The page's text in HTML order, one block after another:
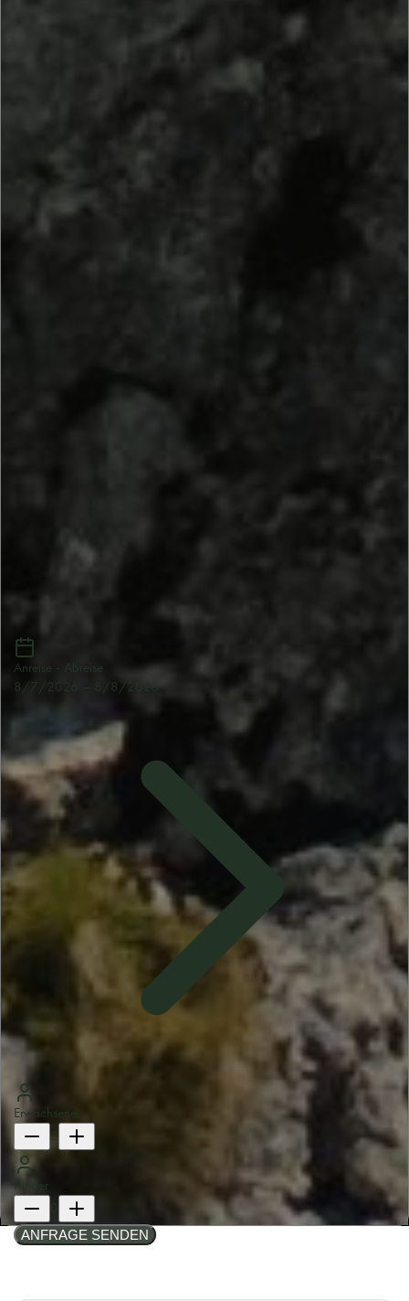
Anreise - Abreise
8/7/2026
– 8/8/2026
Erwachsene
Kinder
ANFRAGE SENDEN